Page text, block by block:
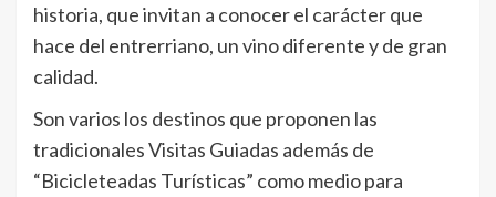
historia, que invitan a conocer el carácter que
hace del entrerriano, un vino diferente y de gran
calidad.
Son varios los destinos que proponen las
tradicionales Visitas Guiadas además de
“Bicicleteadas Turísticas” como medio para